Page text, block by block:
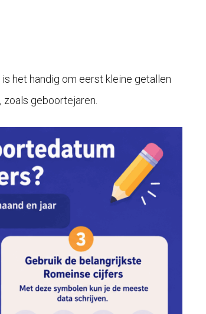
het handig om eerst kleine getallen
geboortejaren.